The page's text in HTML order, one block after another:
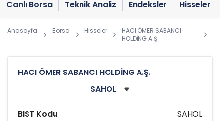
Canlı Borsa Teknik Analiz Endeksler Hisseler
Anasayfa Borsa Hisseler
HACI ÖMER SABANCI
HOLDİNG A.Ş.
HACI ÖMER SABANCI HOLDİNG A.Ş.
BIST Kodu
SAHOL